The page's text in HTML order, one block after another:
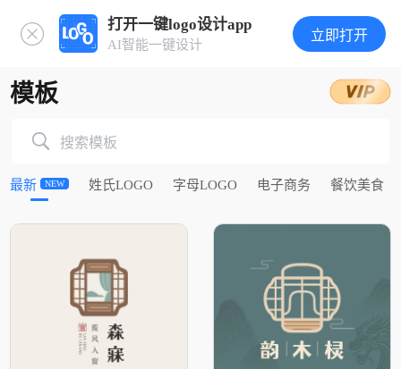
打开一键logo设计app
AI智能一键设计
立即打开
模板
搜索模板
最新 NEW 姓氏LOGO 字母LOGO 电子商务 餐饮美食